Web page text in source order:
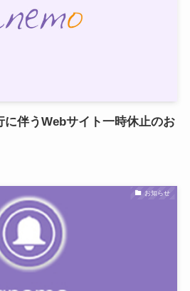
に伴うWebサイト一時休止のお
お知らせ